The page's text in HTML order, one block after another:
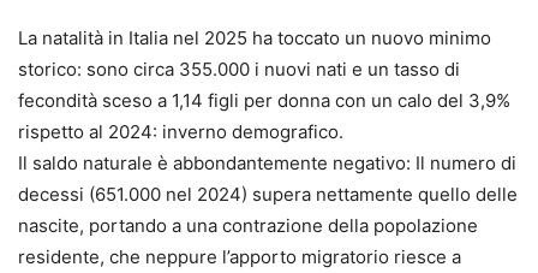
La natalità in Italia nel 2025 ha toccato un nuovo minimo
storico: sono circa 355.000 i nuovi nati e un tasso di
fecondità sceso a 1,14 figli per donna con un calo del 3,9%
rispetto al 2024: inverno demografico.
Il saldo naturale è abbondantemente negativo: Il numero di
decessi (651.000 nel 2024) supera nettamente quello delle
nascite, portando a una contrazione della popolazione
residente, che neppure l’apporto migratorio riesce a